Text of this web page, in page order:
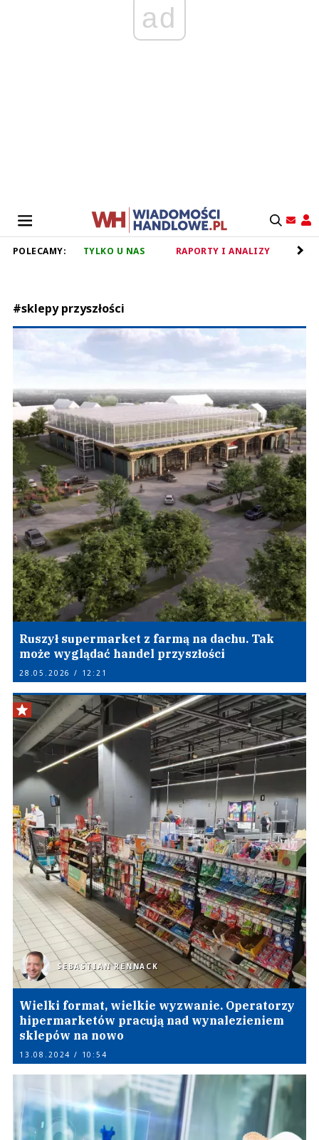
ad
POLECAMY: TYLKO U NAS RAPORTY I ANALIZY
#sklepy przyszłości
Ruszył supermarket z farmą na dachu. Tak
może wyglądać handel przyszłości
28.05.2026 / 12:21
SEBASTIAN RENNACK
Wielki format, wielkie wyzwanie. Operatorzy
hipermarketów pracują nad wynalezieniem
sklepów na nowo
13.08.2024 / 10:54